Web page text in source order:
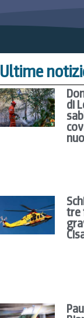
Ultime
di
tre